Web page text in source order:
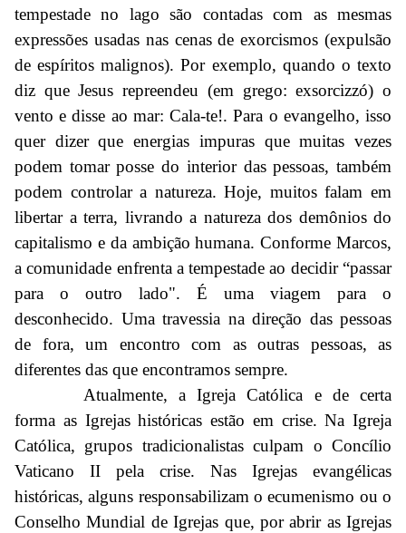
tempestade no lago são contadas com as mesmas
expressões usadas nas cenas de exorcismos (expulsão
de espíritos malignos). Por exemplo, quando o texto
diz que Jesus repreendeu (em grego: exsorcizzó) o
vento e disse ao mar: Cala-te!. Para o evangelho, isso
quer dizer que energias impuras que muitas vezes
podem tomar posse do interior das pessoas, também
podem controlar a natureza. Hoje, muitos falam em
libertar a terra, livrando a natureza dos demônios do
capitalismo e da ambição humana. Conforme Marcos,
a comunidade enfrenta a tempestade ao decidir “passar
para o outro lado". É uma viagem para o
desconhecido. Uma travessia na direção das pessoas
de fora, um encontro com as outras pessoas, as
diferentes das que encontramos sempre.
Atualmente, a Igreja Católica e de certa
forma as Igrejas históricas estão em crise. Na Igreja
Católica, grupos tradicionalistas culpam o Concílio
Vaticano II pela crise. Nas Igrejas evangélicas
históricas, alguns responsabilizam o ecumenismo ou o
Conselho Mundial de Igrejas que, por abrir as Igrejas